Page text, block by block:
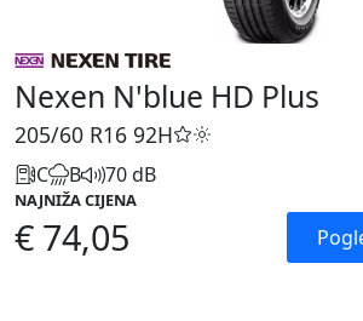
Nexen N'blue HD Plus
205/60 R16 92H
C B 70 dB
NAJNIŽA CIJENA
€ 74,05